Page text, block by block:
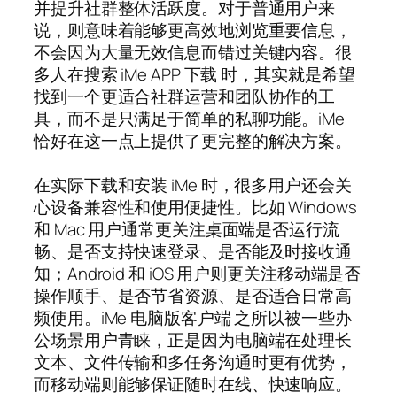
并提升社群整体活跃度。对于普通用户来
说，则意味着能够更高效地浏览重要信息，
不会因为大量无效信息而错过关键内容。很
多人在搜索 iMe APP 下载 时，其实就是希望
找到一个更适合社群运营和团队协作的工
具，而不是只满足于简单的私聊功能。iMe
恰好在这一点上提供了更完整的解决方案。
在实际下载和安装 iMe 时，很多用户还会关
心设备兼容性和使用便捷性。比如 Windows
和 Mac 用户通常更关注桌面端是否运行流
畅、是否支持快速登录、是否能及时接收通
知；Android 和 iOS 用户则更关注移动端是否
操作顺手、是否节省资源、是否适合日常高
频使用。iMe 电脑版客户端 之所以被一些办
公场景用户青睐，正是因为电脑端在处理长
文本、文件传输和多任务沟通时更有优势，
而移动端则能够保证随时在线、快速响应。